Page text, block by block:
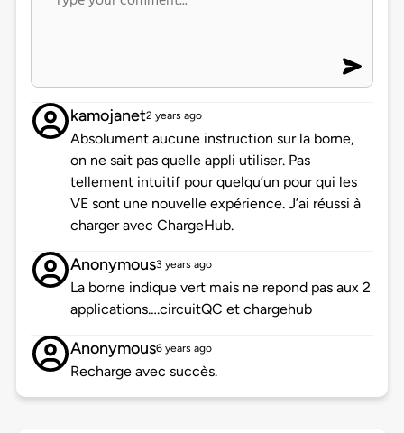
kamojanet2 years ago
Absolument aucune instruction sur la borne,
on ne sait pas quelle appli utiliser. Pas
tellement intuitif pour quelqu’un pour qui les
VE sont une nouvelle expérience. J’ai réussi à
charger avec ChargeHub.
Anonymous3 years ago
La borne indique vert mais ne repond pas aux 2
applications….circuitQC et chargehub
Anonymous6 years ago
Recharge avec succès.